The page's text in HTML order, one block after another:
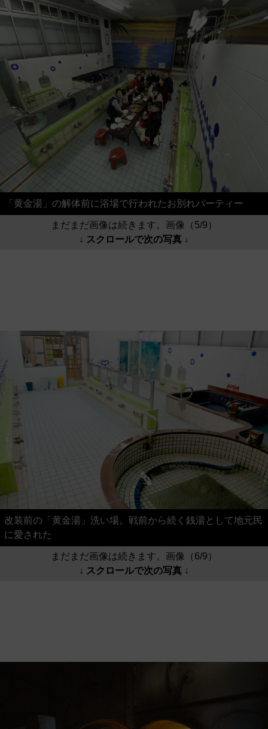
「黄金湯」の解体前に浴場で行われたお別れパーティー
まだまだ画像は続きます。画像（5/9）
↓ スクロールで次の写真 ↓
改装前の「黄金湯」洗い場。戦前から続く銭湯として地元民
に愛された
まだまだ画像は続きます。画像（6/9）
↓ スクロールで次の写真 ↓